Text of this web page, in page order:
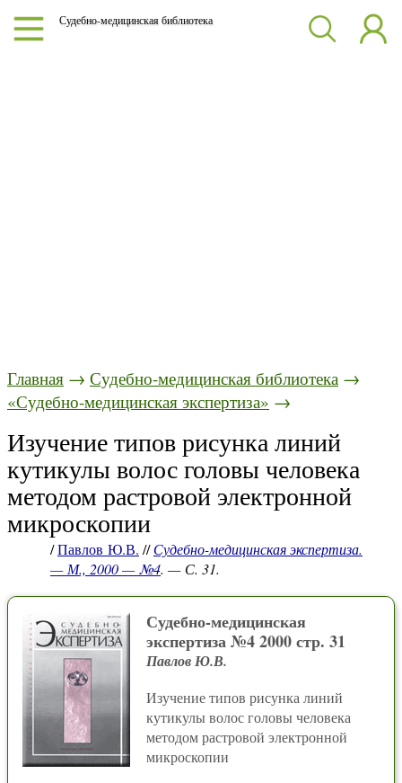
Судебно-медицинская библиотека
Главная → Судебно-медицинская библиотека →
«Судебно-медицинская экспертиза» →
Изучение типов рисунка линий
кутикулы волос головы человека
методом растровой электронной
микроскопии
/Павлов Ю.В. //Судебно-медицинская экспертиза.
— М., 2000 — №4. — С. 31.
Судебно-медицинская
экспертиза №4 2000 стр. 31
Павлов Ю.В.
Изучение типов рисунка линий
кутикулы волос головы человека
методом растровой электронной
микроскопии